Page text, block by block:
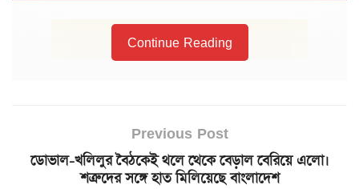
Continue Reading
Previous Post
ডোভাল-খলিলুর বৈঠকেই থলে থেকে বেড়াল বেরিয়ে এলো।
শত্রুদের সঙ্গে হাত মিলিয়েছে বাংলাদেশ